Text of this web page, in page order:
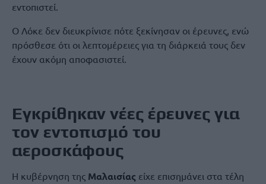
εντοπιστεί.
Ο Λόκε δεν διευκρίνισε πότε ξεκίνησαν οι έρευνες, ενώ
πρόσθεσε ότι οι λεπτομέρειες για τη διάρκειά τους δεν
έχουν ακόμη αποφασιστεί.
Εγκρίθηκαν νέες έρευνες για
τον εντοπισμό του
αεροσκάφους
Η κυβέρνηση της Μαλαισίας είχε επισημάνει στα τέλη